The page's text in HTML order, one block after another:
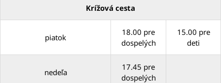
Krížová cesta
piatok
18.00 pre
dospelých
15.00 pre
deti
nedeľa
17.45 pre
dospelých